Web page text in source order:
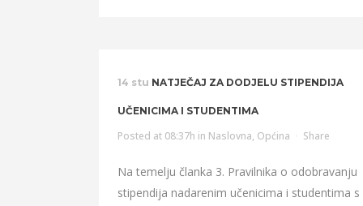
14 stu NATJEČAJ ZA DODJELU STIPENDIJA
UČENICIMA I STUDENTIMA
Posted at 08:37h in Naslovna, Općina Share
Na temelju članka 3. Pravilnika o odobravanju
stipendija nadarenim učenicima i studentima s